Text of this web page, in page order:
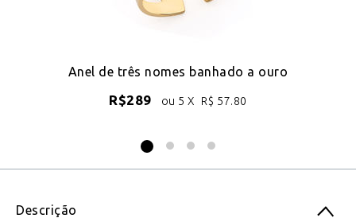
Anel de três nomes banhado a ouro
R$289 ou 5 X R$ 57.80
Descrição